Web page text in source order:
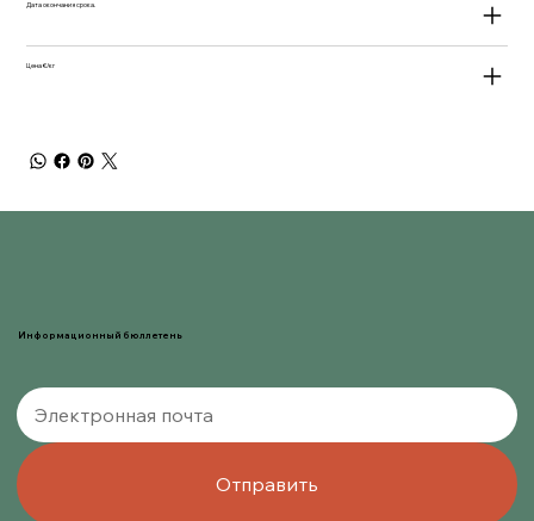
Дата окончания срока.
Цена €/кг
Информационный бюллетень
Отправить